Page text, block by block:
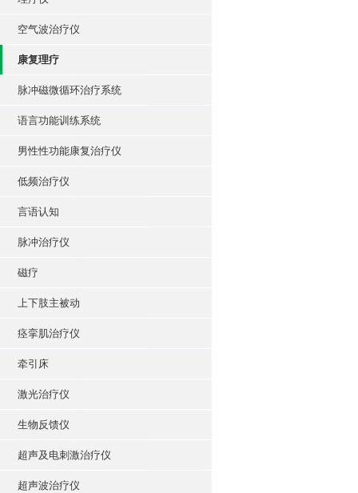
空气波治疗仪
康复理疗
脉冲磁微循环治疗系统
语言功能训练系统
男性性功能康复治疗仪
低频治疗仪
言语认知
脉冲治疗仪
磁疗
上下肢主被动
痉挛肌治疗仪
牵引床
激光治疗仪
生物反馈仪
超声及电刺激治疗仪
超声波治疗仪